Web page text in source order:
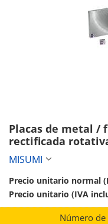
Placas de metal /
rectificada
configurables / EN
15)
MISUMI
Precio unitario normal
Precio unitario (IVA
Número de